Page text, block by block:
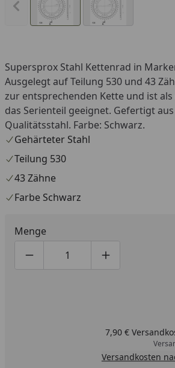
Vorheriges Bild anzeigen
Supersprox Stahl Kettenrad in
Ausgelegt auf Teilung 530 und 43
zur entsprechenden Kette und ist
das Serienteil geeignet. Gefertigt
Qualitätsstahl. Farbe: Schwarz.
Gehärteter Stahl
Teilung 530
43 Zähne
Farbe Schwarz
Menge
Produktmenge um eins
Produktmenge manuell
Produktmenge
7,90 €
Versandkosten